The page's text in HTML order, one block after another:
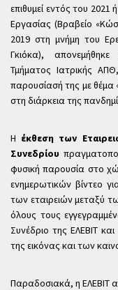
επιθυμεί εντός του
Εργασίας (Βραβείο
2019 στη μνήμη του
Γκιόκα),
Τμήματος Ιατρικής
παρουσίασή της με θέμα
στη διάρκεια της
Η έκθεση των
Συνεδρίου
φυσική παρουσία στο
ενημερωτικών βίντεο
των εταιρειών μεταξύ
όλους τους
Συνέδριο της ΕΛΕΒΙΤ
της εικόνας και των
Παραδοσιακά, η ΕΛΕΒΙΤ